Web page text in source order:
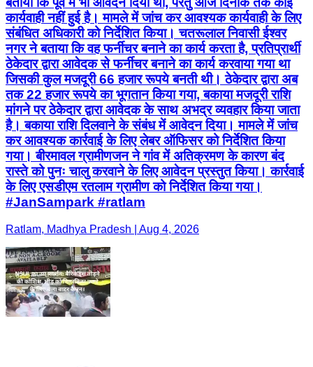
कार्यवाही नहीं हुई है। मामले में जांच कर आवश्यक कार्यवाही के लिए
संबंधित अधिकारी को निर्देशित किया। चतरूलाल निवासी ईश्वर
नगर ने बताया कि वह फर्नीचर बनाने का कार्य करता है, प्रतिप्रार्थी
ठेकेदार द्वारा आवेदक से फर्नीचर बनाने का कार्य करवाया गया था
जिसकी कुल मजदूरी 66 हजार रूपये बनती थी। ठेकेदार द्वारा अब
तक 22 हजार रूपये का भूगतान किया गया, बकाया मजदूरी राशि
मांगने पर ठेकेदार द्वारा आवेदक के साथ अभद्र व्यवहार किया जाता
है। बकाया राशि दिलवाने के संबंध में आवेदन दिया। मामले में जांच
कर आवश्यक कार्रवाई के लिए लेबर ऑफिसर को निर्देशित किया
गया। बीरमावल ग्रामीणजन ने गांव में अतिक्रमण के कारण बंद
रास्ते को पुनः चालु करवाने के लिए आवेदन प्रस्तुत किया। कार्रवाई
के लिए एसडीएम रतलाम ग्रामीण को निर्देशित किया गया।
#JanSampark #ratlam
Ratlam, Madhya Pradesh | Aug 4, 2026